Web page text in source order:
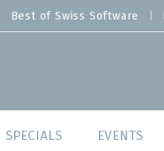
Best of Swiss Software
SPECIALS EVENTS